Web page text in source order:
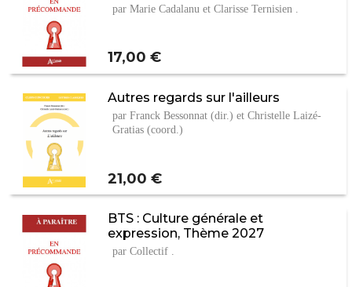
par Marie Cadalanu et Clarisse Ternisien .
Prix
17,00 €
Autres regards sur l'ailleurs
par Franck Bessonnat (dir.) et Christelle Laizé-
Gratias (coord.)
Prix
21,00 €
BTS : Culture générale et
expression, Thème 2027
par Collectif .